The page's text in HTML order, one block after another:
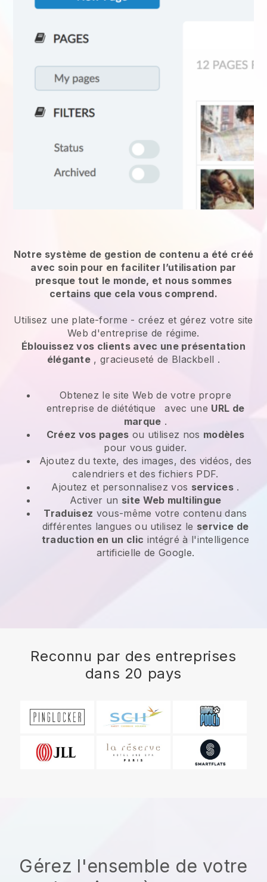
Notre système de gestion de contenu a été créé
avec soin pour en faciliter l’utilisation par
presque tout le monde, et nous sommes
certains que cela vous comprend.
Utilisez une plate-forme - créez et gérez votre site
Web d'entreprise de régime.
Éblouissez vos clients avec une présentation
élégante , gracieuseté de Blackbell .
Obtenez le site Web de votre propre
entreprise de diététique
avec une URL de
marque .
Créez vos pages ou utilisez nos modèles
pour vous guider.
Ajoutez du texte, des images, des vidéos, des
calendriers et des fichiers PDF.
Ajoutez et personnalisez vos services .
Activer un site Web multilingue
Traduisez vous-même votre contenu dans
différentes langues ou utilisez le service de
traduction en un clic intégré à l'intelligence
artificielle de Google.
Reconnu par des entreprises
dans 20 pays
Gérez l'ensemble de votre